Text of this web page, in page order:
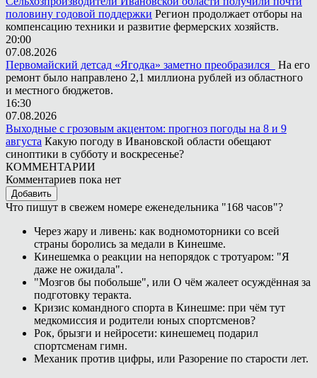
половину годовой поддержки Регион продолжает отборы на
компенсацию техники и развитие фермерских хозяйств.
20:00
07.08.2026
Первомайский детсад «Ягодка» заметно преобразился
На его
ремонт было направлено 2,1 миллиона рублей из областного
и местного бюджетов.
16:30
07.08.2026
Выходные с грозовым акцентом: прогноз погоды на 8 и 9
августа Какую погоду в Ивановской области обещают
синоптики в субботу и воскресенье?
КОММЕНТАРИИ
Комментариев пока нет
Добавить
Что пишут в свежем номере еженедельника "168 часов"?
Через жару и ливень: как водномоторники со всей
страны боролись за медали в Кинешме.
Кинешемка о реакции на непорядок с тротуаром: "Я
даже не ожидала".
"Мозгов бы побольше", или О чём жалеет осуждённая за
подготовку теракта.
Кризис командного спорта в Кинешме: при чём тут
медкомиссия и родители юных спортсменов?
Рок, брызги и нейросети: кинешемец подарил
спортсменам гимн.
Механик против цифры, или Разорение по старости лет.